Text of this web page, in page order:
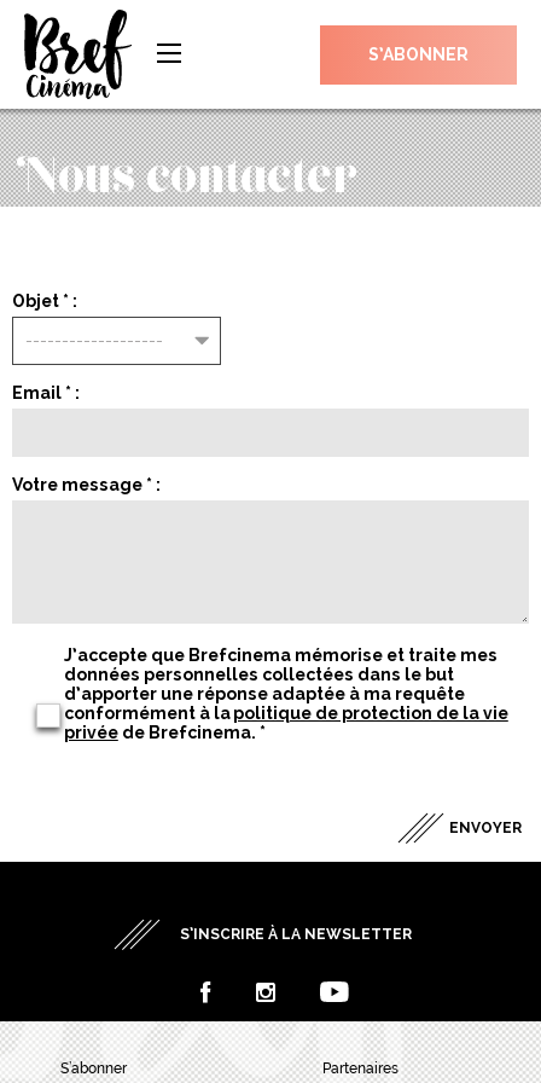
S’ABONNER
Nous contacter
Objet * :
Email * :
Votre message * :
J’accepte que Brefcinema mémorise et traite mes
données personnelles collectées dans le but
d’apporter une réponse adaptée à ma requête
conformément à lapolitique de protection de la vie
privéede Brefcinema. *
S’INSCRIRE À LA NEWSLETTER
S’abonner Partenaires